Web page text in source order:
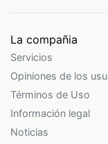
La compañia
Servicios
Opiniones de los
Términos de Uso
Información legal
Noticias